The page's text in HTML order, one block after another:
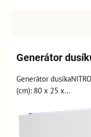
Generátor
Generátor
(cm): 80 x 25 x...